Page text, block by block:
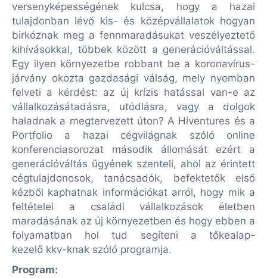
versenyképességének kulcsa, hogy a hazai
tulajdonban lévő kis- és középvállalatok hogyan
birkóznak meg a fennmaradásukat veszélyeztető
kihívásokkal, többek között a generációváltással.
Egy ilyen környezetbe robbant be a koronavírus-
járvány okozta gazdasági válság, mely nyomban
felveti a kérdést: az új krízis hatással van-e az
vállalkozásátadásra, utódlásra, vagy a dolgok
haladnak a megtervezett úton? A Hiventures és a
Portfolio a hazai cégvilágnak szóló online
konferenciasorozat második állomását ezért a
generációváltás ügyének szenteli, ahol az érintett
cégtulajdonosok, tanácsadók, befektetők első
kézből kaphatnak információkat arról, hogy mik a
feltételei a családi vállalkozások életben
maradásának az új környezetben és hogy ebben a
folyamatban hol tud segíteni a tőkealap-
kezelő kkv-knak szóló programja.
Program: